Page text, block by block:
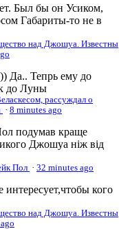
Был бы он Усиком,
Габариты-то не в
над Джошуа. Известны
Да.. Тепрь ему до
до Луны
рассуждал о
· 8 minutes ago
подумав краще
Джошуа ніж від
Пол · 32 minutes ago
интересует,чтобы кого
над Джошуа. Известны